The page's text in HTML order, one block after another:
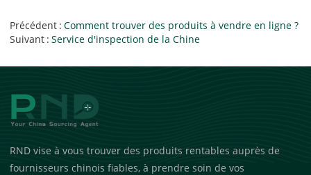
Précédent Comment trouver des produits à vendre en ligne ?
Suivant Service d'inspection de la Chine
RND vise à vous trouver des produits rentables auprès de
fournisseurs chinois fiables, à prendre soin de vos